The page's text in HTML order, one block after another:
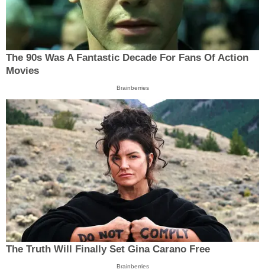
The 90s Was A Fantastic Decade For Fans Of Action
Movies
Brainberries
The Truth Will Finally Set Gina Carano Free
Brainberries